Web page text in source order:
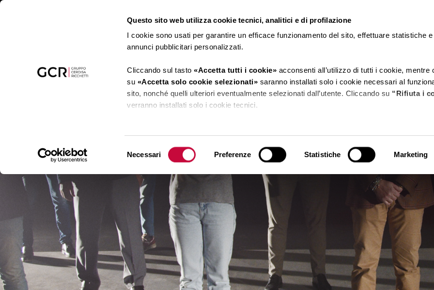
Questo sito web utilizza cookie tecnici, analitici e di profilazione
I cookie sono usati per garantire un efficace funzionamento del sito, effettuare statistiche
annunci pubblicitari personalizzati.
Cliccando sul tasto«Accetta tutti i cookie» acconsenti all’utilizzo di tutti i cookie, mentre
su «Accetta solo cookie selezionati» saranno installati solo i cookie necessari al
sito, nonché quelli ulteriori eventualmente selezionati dall’utente. Cliccando su “Rifiuta i
verranno installati solo i cookie tecnici.
per visualizzare l’informativa privacy.
del
Necessari Preferenze Statistiche Marketing
CERDISA RICCHETTI